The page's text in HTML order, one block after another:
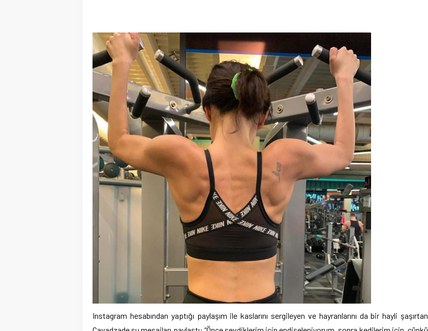
Instagram hesabından yaptığı paylaşım ile kaslarını sergileyen ve hayranlarını da bir hayli şaşırtan